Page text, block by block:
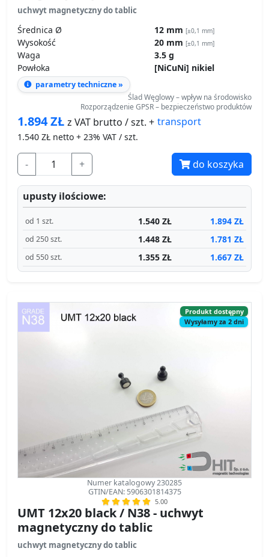
uchwyt magnetyczny do tablic
Średnica Ø 12 mm [±0,1 mm]
Wysokość 20 mm [±0,1 mm]
Waga
3.5 g
Powłoka
[NiCuNi] nikiel
parametry techniczne »
Ślad Węglowy – wpływ na środowisko
Rozporządzenie GPSR – bezpieczeństwo produktów
1.894ZŁ z VAT brutto / szt. + transport
1.540 ZŁ netto + 23% VAT / szt.
- + do koszyka
upusty ilościowe:
od 1 szt. 1.540 ZŁ 1.894 ZŁ
od 250 szt. 1.448 ZŁ 1.781 ZŁ
od 550 szt. 1.355 ZŁ 1.667 ZŁ
Produkt dostępny
Wysyłamy za 2 dni
Numer katalogowy 230285
GTIN/EAN: 5906301814375
5.00
UMT 12x20 black / N38 - uchwyt
magnetyczny do tablic
uchwyt magnetyczny do tablic